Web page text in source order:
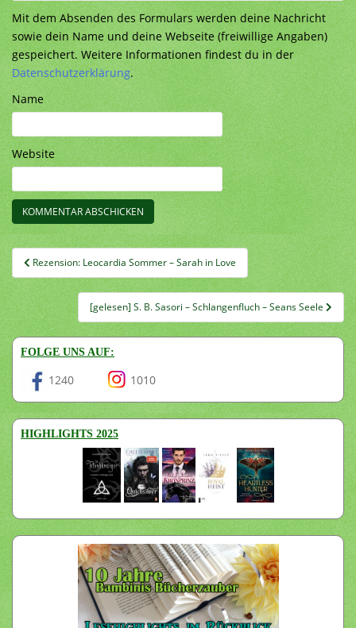
Mit dem Absenden des Formulars werden deine Nachricht
sowie dein Name und deine Webseite (freiwillige Angaben)
gespeichert. Weitere Informationen findest du in der
Datenschutzerklärung.
Name
Website
Beitragsnavigation
Rezension: Leocardia Sommer – Sarah in Love
[gelesen] S. B. Sasori – Schlangenfluch – Seans Seele
FOLGE UNS AUF:
1240 1010
HIGHLIGHTS 2025